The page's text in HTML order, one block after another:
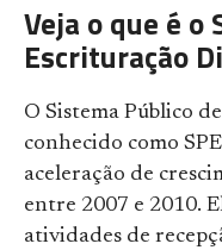
Veja o que é o
Escrituração
O Sistema Público
conhecido como
aceleração de
entre 2007 e 2010.
atividades de